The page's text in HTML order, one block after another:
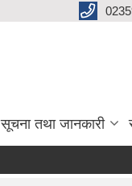
सूचना तथा जानकारी